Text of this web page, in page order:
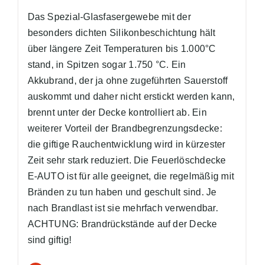
Das Spezial-Glasfasergewebe mit der
besonders dichten Silikonbeschichtung hält
über längere Zeit Temperaturen bis 1.000°C
stand, in Spitzen sogar 1.750 °C. Ein
Akkubrand, der ja ohne zugeführten Sauerstoff
auskommt und daher nicht erstickt werden kann,
brennt unter der Decke kontrolliert ab. Ein
weiterer Vorteil der Brandbegrenzungsdecke:
die giftige Rauchentwicklung wird in kürzester
Zeit sehr stark reduziert. Die Feuerlöschdecke
E-AUTO ist für alle geeignet, die regelmäßig mit
Bränden zu tun haben und geschult sind. Je
nach Brandlast ist sie mehrfach verwendbar.
ACHTUNG: Brandrückstände auf der Decke
sind giftig!